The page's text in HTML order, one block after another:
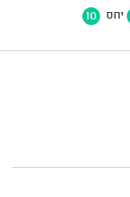
יחס 10